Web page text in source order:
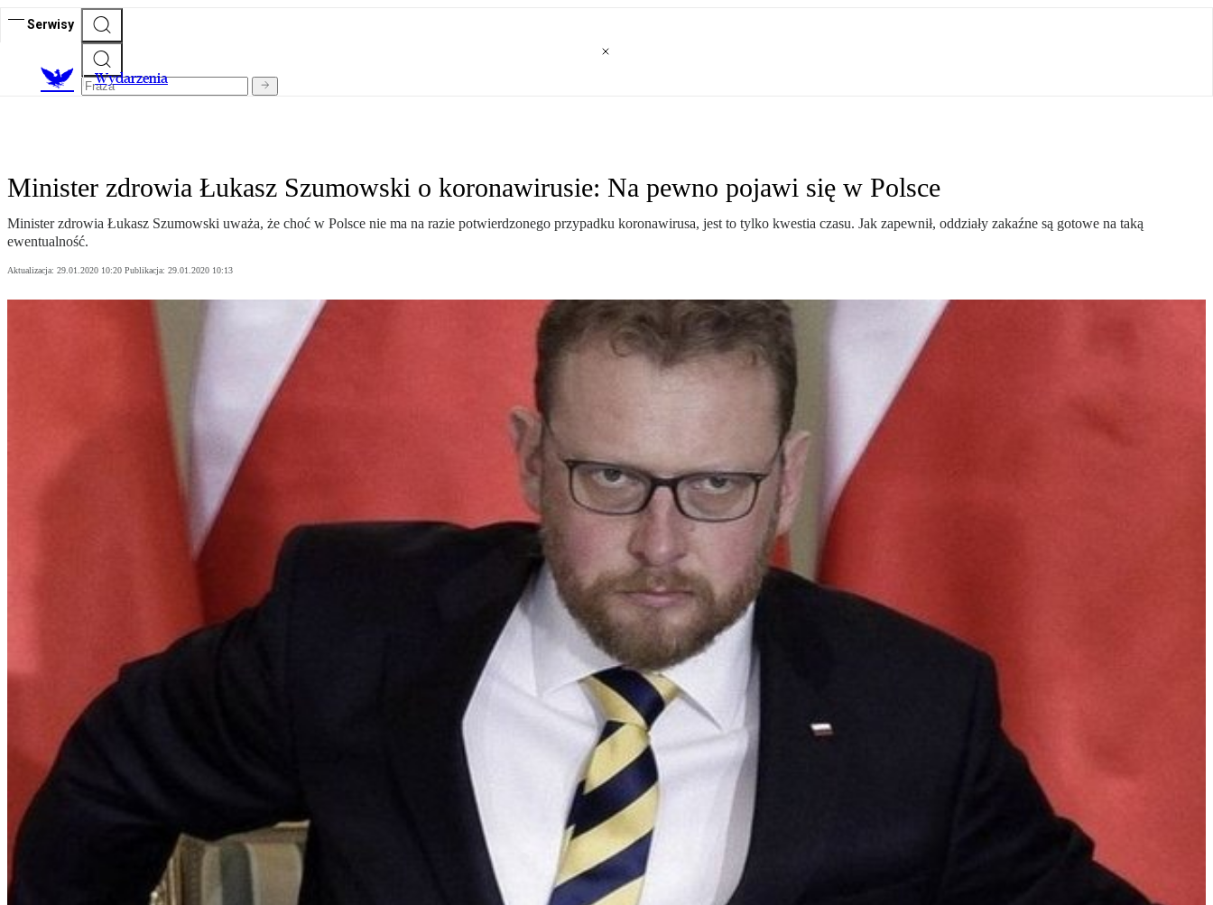
Serwisy
Wydarzenia
Minister zdrowia Łukasz Szumowski o koronawirusie: Na pewno pojawi się w Polsce
Minister zdrowia Łukasz Szumowski uważa, że choć w Polsce nie ma na razie potwierdzonego przypadku koronawirusa, jest to tylko kwestia czasu. Jak zapewnił, oddziały zakaźne są gotowe na taką
ewentualność.
Aktualizacja: 29.01.2020 10:20 Publikacja: 29.01.2020 10:13